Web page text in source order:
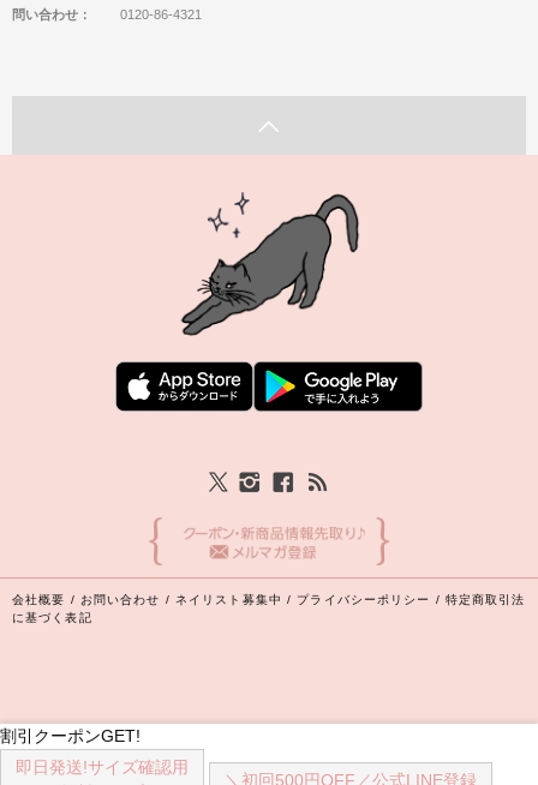
割引クーポンGET!
即日発送!サイズ確認用
＼初回500円OFF／公式LINE登録
問い合わせ：
0120-86-4321
会社概要 / お問い合わせ / ネイリスト募集中 / プライバシーポリシー / 特定商取引法
に基づく表記
Copyright (C) 2026 丸井織物株式会社 All Rights Reserved.